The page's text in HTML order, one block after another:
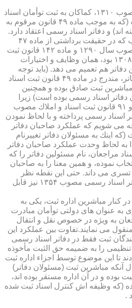
قانون ثبت اسناد و املاك مصوب ۱۳۱۰، كماكان به ثبت توأمان اسناد
رسمی توسط مباشرین ثبت (كه به موجب ماده ۴۹ قانون مرقوم به
اند) و دفاتر اسناد رسمی اعتقاد دارد.
ماده ۴۹ قانون جدیدالتصویب كه در حقیقت برداشتی از ماده ۴۷
قانون ثبت اسناد و املاك مصوب سال ۱۲۹۰ و ماده ۱۴۲ قانون ثبت
اسناد و املاك مصوب سال ۱۳۰۸ بود، همان وظایف و اختیارات
هم تعمیم می دهد. (باید توجه
نمود كه معنای مسئولین دفاتر، مندرج در ماده ۴۹ قانون ثبت اسناد
بدواً بر مباشرین ثبت صادق بوده و همچنین
دفاتر اسناد رسمی بوده است) زیرا
همان قانونگذار در مواد ۸۱ و ۹۱ قانون ثبت اسناد و املاك مصوب
اسناد رسمی پرداخته و با لحاظ نمودن
متوجه می شویم كه عملكرد صاحبان دفاتر
اینك به مسئولان دفاتر تغییرنام
به لحاظ وحدت عملكرد صاحبان دفاتر
مراجعان، نام مسئولین دفاتر را كه
نموده، و همین معنا را به صاحبان
تسری می داند. حتی این نقطه نظر
بعدها در ماده ۲۹ قانون دفاتر اسناد رسمی مصوب ۱۳۵۴ نیز قابل
كنار مباشرین اداره ثبت، یكی به
به عنوان های دولتی توأمان مبادرت
به ویژه در خصوص نقل و انتقال
می نمایند.تفاوت بین عملكرد این
ثبت فقط در دفاتر اسناد رسمی
را به ضمیمه حق الثبت مأخوذه
تا این موضوع توسط اجزاء اداره ثبت
آنكه مباشرین ثبت (مسئولان دفاتر)
بوده و در آن اداره مستقر بوده اند،
(كه وظیفه اش كنترل اسناد ثبت شده
.